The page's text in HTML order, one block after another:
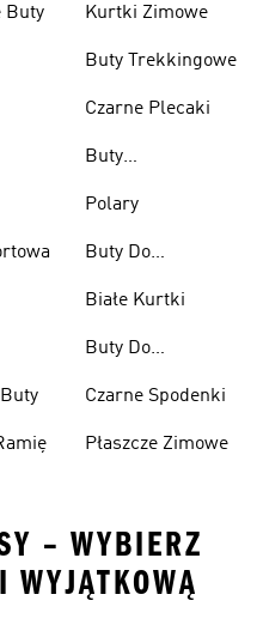
Buty Kurtki Zimowe
Buty Trekkingowe
Czarne Plecaki
Buty
Polary
Buty Do
Ciężarów
Białe Kurtki
Buty Do
Czarne Spodenki
Płaszcze Zimowe
– WYBIERZ
WYJĄTKOWĄ